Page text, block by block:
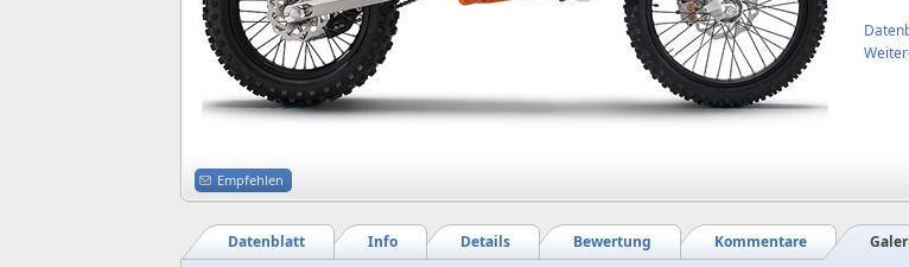
Empfehlen
Kommentare
Bewertung
Details
Info
Datenblatt